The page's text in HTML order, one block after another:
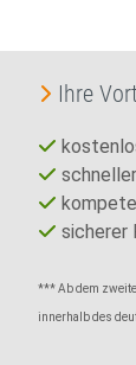
Ihre
sicherer
*** Ab dem
innerhalb des